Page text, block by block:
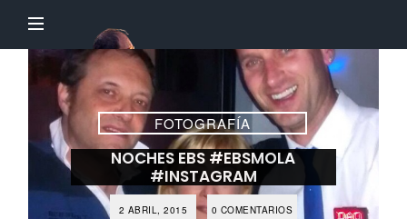
Profesor
Chillón
FOTOGRAFÍA
NOCHES EBS #EBSMOLA
#INSTAGRAM
2 ABRIL, 2015 0 COMENTARIOS